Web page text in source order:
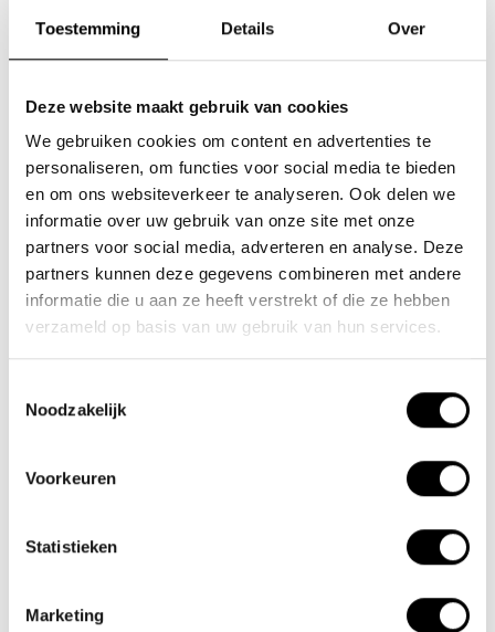
Toestemming Details Over
Deze website maakt gebruik van cookies
We gebruiken cookies om content en advertenties te
personaliseren, om functies voor social media te bieden
en om ons websiteverkeer te analyseren. Ook delen we
informatie over uw gebruik van onze site met onze
partners voor social media, adverteren en analyse. Deze
partners kunnen deze gegevens combineren met andere
informatie die u aan ze heeft verstrekt of die ze hebben
verzameld op basis van uw gebruik van hun services.
Noodzakelijk
Voorkeuren
Statistieken
Marketing
Team Lacros
Nieuwe Eerdsebaan 16, 5482 VS Schijndel Nederland
KvK-nr: 62140957
Btw-nr: NL854680950B01
(+31) 73 203 2487